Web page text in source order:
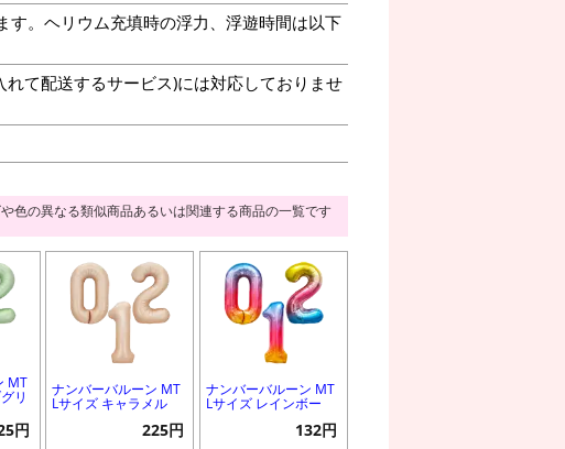
す。ヘリウム充填時の浮力、浮遊時間は以下
れて配送するサービス)には対応しておりませ
色の異なる類似商品あるいは関連する商品の一覧です
MT
リ
円
ナンバーバルーン MT
Lサイズ キャラメル
225円
ナンバーバルーン MT
Lサイズ レインボー
132円